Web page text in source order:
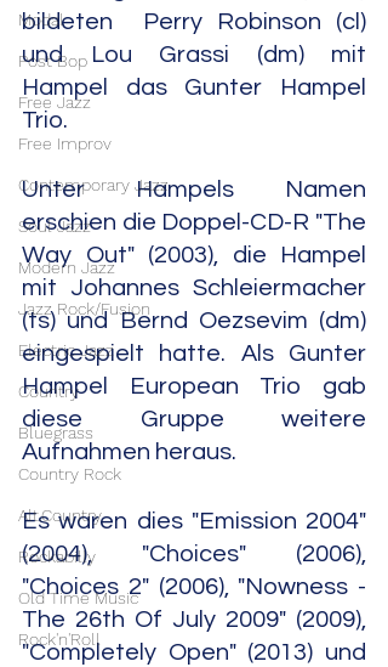
Modal
Post Bop
Free Jazz
Free Improv
Contemporary Jazz
Soul Jazz
Modern Jazz
Jazz Rock/Fusion
Electric Jazz
Country
Bluegrass
Country Rock
Alt.Country
Rockabilly
Old Time Music
Rock'n'Roll
bildeten  Perry Robinson (cl)
und Lou Grassi (dm) mit
Hampel das Gunter Hampel
Trio.
Unter Hampels Namen
erschien die Doppel-CD-R "The
Way Out" (2003), die Hampel
mit Johannes Schleiermacher
(ts) und Bernd Oezsevim (dm)
eingespielt hatte. Als Gunter
Hampel European Trio gab
diese Gruppe weitere
Aufnahmen heraus.
Es waren dies "Emission 2004"
(2004), "Choices" (2006),
"Choices 2" (2006), "Nowness -
The 26th Of July 2009" (2009),
"Completely Open" (2013) und